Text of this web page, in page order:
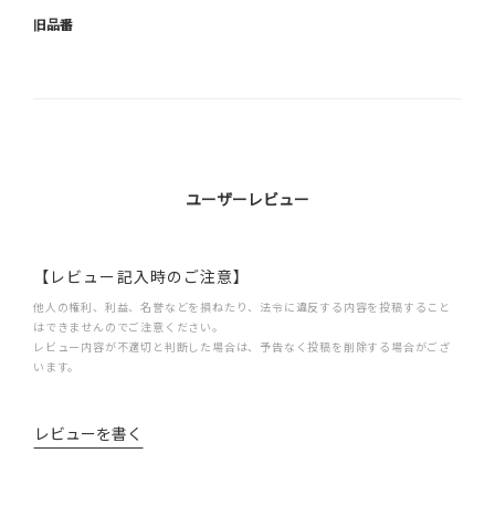
旧品番
ユーザーレビュー
【レビュー記入時のご注意】
他人の権利、利益、名誉などを損ねたり、法令に違反する内容を投稿すること
はできませんのでご注意ください。
レビュー内容が不適切と判断した場合は、予告なく投稿を削除する場合がござ
います。
レビューを書く